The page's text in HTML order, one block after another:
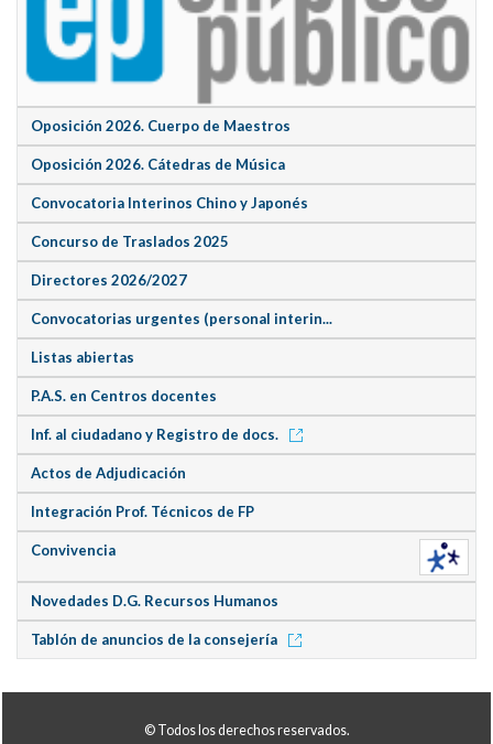
Oposición 2026. Cuerpo de Maestros
Oposición 2026. Cátedras de Música
Convocatoria Interinos Chino y Japonés
Concurso de Traslados 2025
Directores 2026/2027
Convocatorias urgentes (personal interin...
Listas abiertas
P.A.S. en Centros docentes
Inf. al ciudadano y Registro de docs.
Actos de Adjudicación
Integración Prof. Técnicos de FP
Convivencia
Novedades D.G. Recursos Humanos
Tablón de anuncios de la consejería
© Todos los derechos reservados.